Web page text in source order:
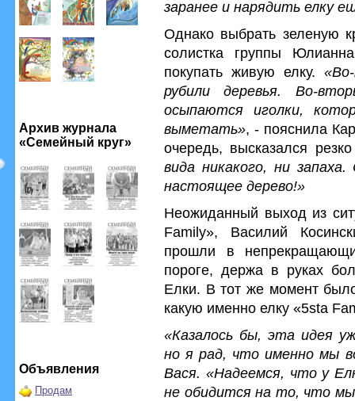
Архив журнала
«Семейный круг»
Объявления
Продам
заранее и нарядить елку
Однако выбрать зеленую
солистка группы
покупать живую елку.
рубили деревья. Во-
осыпаются иголки,
выметать», - пояснила
очередь, высказался
вида никакого, ни
настоящее дерево!»
Неожиданный выход из
Family», Василий
прошли в
пороге, держа в руках
Елки. В тот же момент
какую именно елку «5sta
«Казалось бы, эта идея
но я рад, что именно мы
Вася. «Надеемся, что у
не обидится на то, что мы